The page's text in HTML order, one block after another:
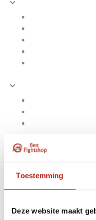
Toestemming
Deze website maakt